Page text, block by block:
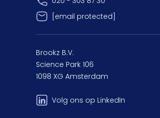
[email protected]
Brookz B.V.
Science Park 106
1098 XG Amsterdam
Volg ons op LinkedIn